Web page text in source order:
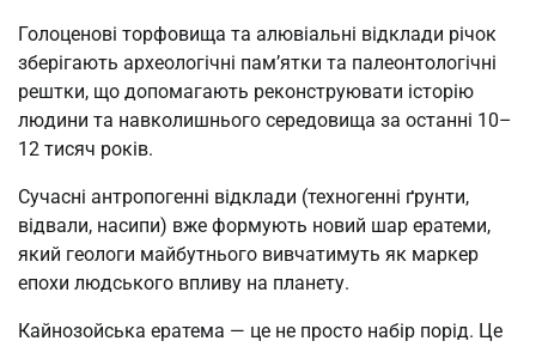
Голоценові торфовища та алювіальні відклади річок
зберігають археологічні пам’ятки та палеонтологічні
рештки, що допомагають реконструювати історію
людини та навколишнього середовища за останні 10–
12 тисяч років.
Сучасні антропогенні відклади (техногенні ґрунти,
відвали, насипи) вже формують новий шар ератеми,
який геологи майбутнього вивчатимуть як маркер
епохи людського впливу на планету.
Кайнозойська ератема — це не просто набір порід. Це